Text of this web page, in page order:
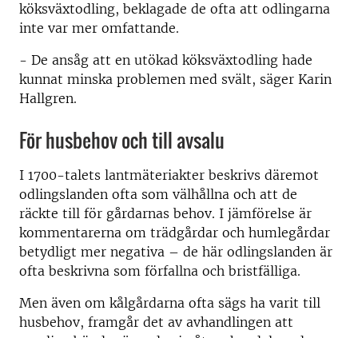
köksväxtodling, beklagade de ofta att odlingarna
inte var mer omfattande.
- De ansåg att en utökad köksväxtodling hade
kunnat minska problemen med svält, säger Karin
Hallgren.
För husbehov och till avsalu
I 1700-talets lantmäteriakter beskrivs däremot
odlingslanden ofta som välhållna och att de
räckte till för gårdarnas behov. I jämförelse är
kommentarerna om trädgårdar och humlegårdar
betydligt mer negativa – de här odlingslanden är
ofta beskrivna som förfallna och bristfälliga.
Men även om kålgårdarna ofta sägs ha varit till
husbehov, framgår det av avhandlingen att